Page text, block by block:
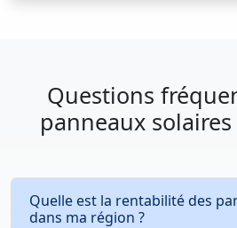
Questions
panneaux
Quelle est la rentabilité des
dans ma région ?